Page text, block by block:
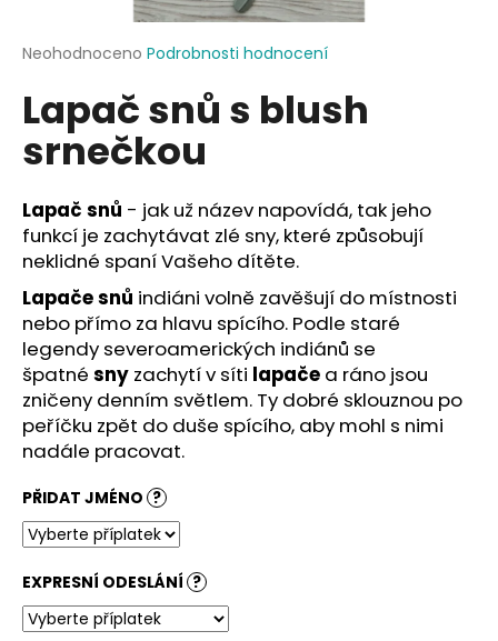
Průměrné
produktu
je
z
hvězdiček.
Neohodnoceno Podrobnosti hodnocení
Lapač snů s blush
srnečkou
Lapač snů - jak už název napovídá, tak jeho
funkcí je zachytávat zlé sny, které způsobují
neklidné spaní Vašeho dítěte.
Lapače snů indiáni volně zavěšují do místnosti
nebo přímo za hlavu spícího. Podle staré
legendy severoamerických indiánů se
špatné sny zachytí v síti lapače a ráno jsou
zničeny denním světlem. Ty dobré sklouznou po
peříčku zpět do duše spícího, aby mohl s nimi
nadále pracovat.
PŘIDAT JMÉNO ?
EXPRESNÍ ODESLÁNÍ ?
j
t
?
HLEDAT
D
o
p
o
r
č
u
j
e
m
e